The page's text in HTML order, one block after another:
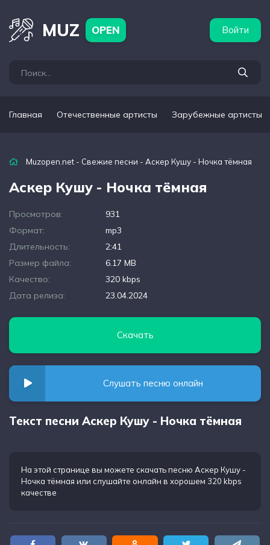
MUZ OPEN Войти
Главная Отечественные артисты Зарубежные артисты
Muzopen.net - Свежие песни - Аскер Кушу - Ночка тёмная
Аскер Кушу - Ночка тёмная
Просмотров:
931
Формат:
mp3
Длительность:
2:41
Размер файла:
6.17 MB
Качество:
320 kbps
Дата релиза:
23.04.2024
Скачать
Слушать песню онлайн
Текст песни Аскер Кушу - Ночка тёмная
На этой странице вы можете скачать песню Аскер Кушу -
Ночка тёмная или слушайте онлайн в хорошем 320 kbps
качестве
артисты Популярные подборки